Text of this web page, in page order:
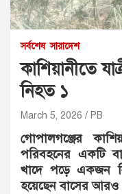
সর্বশেষ সারাদেশ
কাশিয়ানীতে
নিহত ১
March 5, 2026 PB
গোপালগঞ্জের
পরিবহনের একটি
খাদে পড়ে একজন
হয়েছেন বাসের আরও